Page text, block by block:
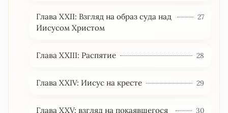
Глава XXII: Взгляд на образ суда над
Иисусом Христом
27
Глава XXIII: Распятие 28
Глава XXIV: Иисус на кресте 29
Глава XXV: взгляд на покаявшегося 30